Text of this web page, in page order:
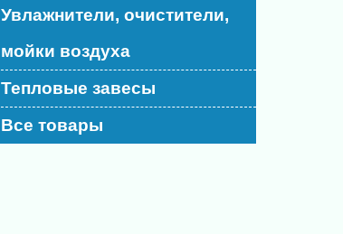
Увлажнители, очистители,
мойки воздуха
Тепловые завесы
Все товары